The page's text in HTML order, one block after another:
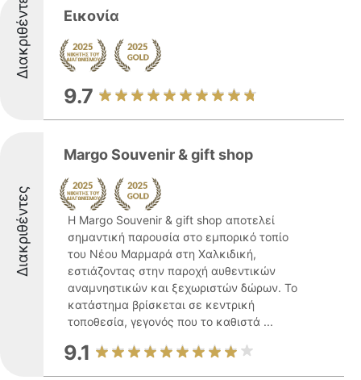
Διακριθέντες Εικονία
9.7
Διακριθέντες
Margo Souvenir & gift shop
Η Margo Souvenir & gift shop αποτελεί
σημαντική παρουσία στο εμπορικό τοπίο
του Νέου Μαρμαρά στη Χαλκιδική,
εστιάζοντας στην παροχή αυθεντικών
αναμνηστικών και ξεχωριστών δώρων. Το
κατάστημα βρίσκεται σε κεντρική
τοποθεσία, γεγονός που το καθιστά ...
9.1